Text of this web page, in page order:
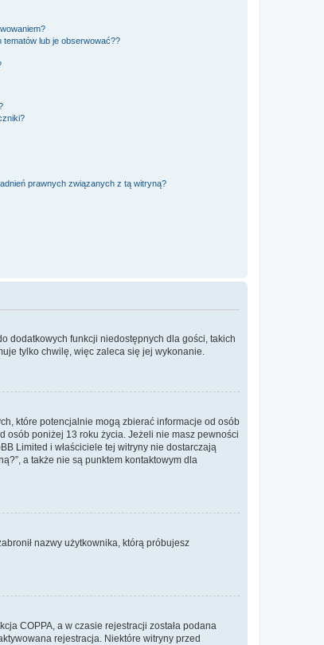
tematów lub je obserwować??
prawnych związanych z tą witryną?
dodatkowych funkcji niedostępnych dla gości, takich
tylko chwilę, więc zaleca się jej wykonanie.
które potencjalnie mogą zbierać informacje od osób
osób poniżej 13 roku życia. Jeżeli nie masz pewności
Limited i właściciele tej witryny nie dostarczają
a także nie są punktem kontaktowym dla
nazwy użytkownika, którą próbujesz
COPPA, a w czasie rejestracji została podana
rejestracja. Niektóre witryny przed